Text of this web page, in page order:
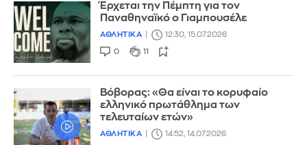
Έρχεται την Πέμπτη για τον
Παναθηναϊκό ο Γιαμπουσέλε
ΑΘΛΗΤΙΚΑ 12:30, 15.07.2026
0 11
Βόβορας: «Θα είναι το κορυφαίο
ελληνικό πρωτάθλημα των
τελευταίων ετών»
ΑΘΛΗΤΙΚΑ 14:52, 14.07.2026